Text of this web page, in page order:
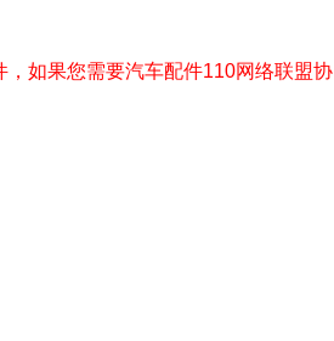
如果您需要汽车配件110网络联盟协